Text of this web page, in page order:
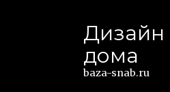
Дизайн
дома
baza-snab.ru